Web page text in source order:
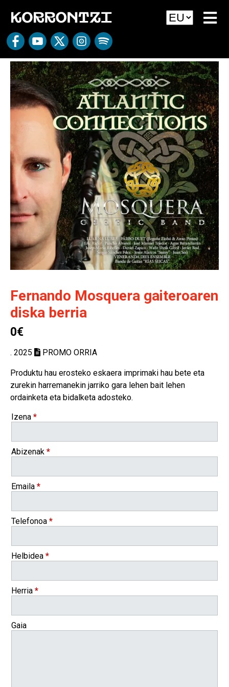
Fernando Mosquera gaiteroaren
diska berria
0€
. 2025 PROMO ORRIA
Produktu hau erosteko eskaera imprimaki hau bete eta
zurekin harremanekin jarriko gara lehen bait lehen
ordainketa eta bidalketa adosteko.
Izena *
Abizenak *
Emaila *
Telefonoa *
Helbidea *
Herria *
Gaia